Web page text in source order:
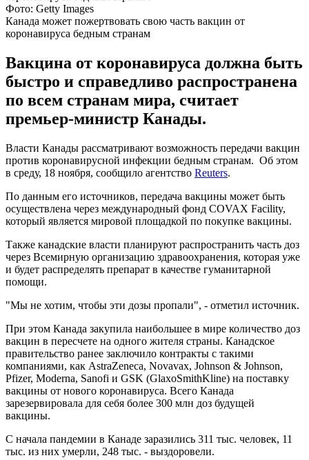
Фото: Getty Images
Канада может пожертвовать свою часть вакцин от
коронавируса бедным странам
Вакцина от коронавируса должна быть
быстро и справедливо распространена
по всем странам мира, считает
премьер-министр Канады.
Власти Канады рассматривают возможность передачи вакцин
против коронавирусной инфекции бедным странам. Об этом
в среду, 18 ноября, сообщило агентство Reuters.
По данным его источников, передача вакцины может быть
осуществлена через международный фонд COVAX Facility,
который является мировой площадкой по покупке вакцины.
Также канадские власти планируют распространить часть доз
через Всемирную организацию здравоохранения, которая уже
и будет распределять препарат в качестве гуманитарной
помощи.
"Мы не хотим, чтобы эти дозы пропали", - отметил источник.
При этом Канада закупила наибольшее в мире количество доз
вакцин в пересчете на одного жителя страны. Канадское
правительство ранее заключило контракты с такими
компаниями, как AstraZeneca, Novavax, Johnson & Johnson,
Pfizer, Moderna, Sanofi и GSK (GlaxoSmithKline) на поставку
вакцины от нового коронавируса. Всего Канада
зарезервировала для себя более 300 млн доз будущей
вакцины.
С начала пандемии в Канаде заразились 311 тыс. человек, 11
тыс. из них умерли, 248 тыс. - выздоровели.